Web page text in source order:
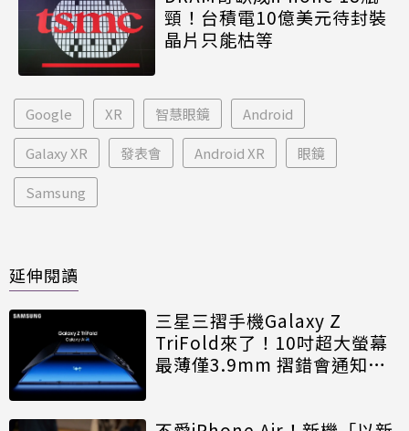
頸！台積電10億美元待封裝
晶片只能枯等
Google XR 智慧眼鏡 Android
Galaxy XR 發表會 Android XR 眼鏡
Samsung
延伸閱讀
三星三摺手機Galaxy Z
TriFold來了！10吋超大螢幕
最薄僅3.9mm 摺錯會通知、